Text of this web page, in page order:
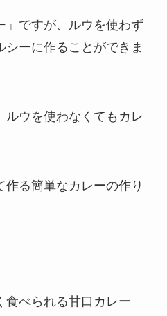
」ですが、ルウを使わず
ーに作ることができま
ルウを使わなくてもカレ
る簡単なカレーの作り
食べられる甘口カレー